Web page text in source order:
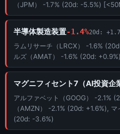
（JPM） -1.7% (20d: -5.5%)
半導体製造装置-1.4%20d:
ラムリサーチ（LRCX） -1.6%
ルズ（AMAT） -1.6% (20d:
マグニフィセント7（AI投資企
アルファベット（GOOG） -2.1%
（AMZN） -2.1% (20d: +1.6%),
(20d: -3.6%)